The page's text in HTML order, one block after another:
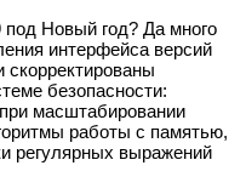
Новый год? Да много
интерфейса версий
безопасности:
масштабировании
работы с памятью,
регулярных выражений